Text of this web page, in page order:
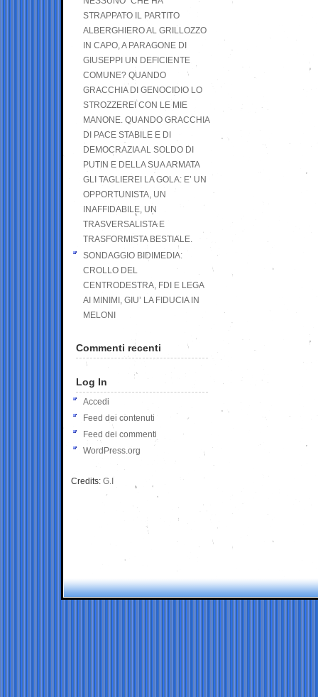
STRAPPATO IL PARTITO
ALBERGHIERO AL GRILLOZZO
IN CAPO, A PARAGONE DI
GIUSEPPI UN DEFICIENTE
COMUNE? QUANDO
GRACCHIA DI GENOCIDIO LO
STROZZEREI CON LE MIE
MANONE. QUANDO GRACCHIA
DI PACE STABILE E DI
DEMOCRAZIA AL SOLDO DI
PUTIN E DELLA SUA ARMATA
GLI TAGLIEREI LA GOLA: E’ UN
OPPORTUNISTA, UN
INAFFIDABILE, UN
TRASVERSALISTA E
TRASFORMISTA BESTIALE.
SONDAGGIO BIDIMEDIA:
CROLLO DEL
CENTRODESTRA, FDI E LEGA
AI MINIMI, GIU’ LA FIDUCIA IN
MELONI
Commenti recenti
Log In
Accedi
Feed dei contenuti
Feed dei commenti
WordPress.org
Credits: G.I